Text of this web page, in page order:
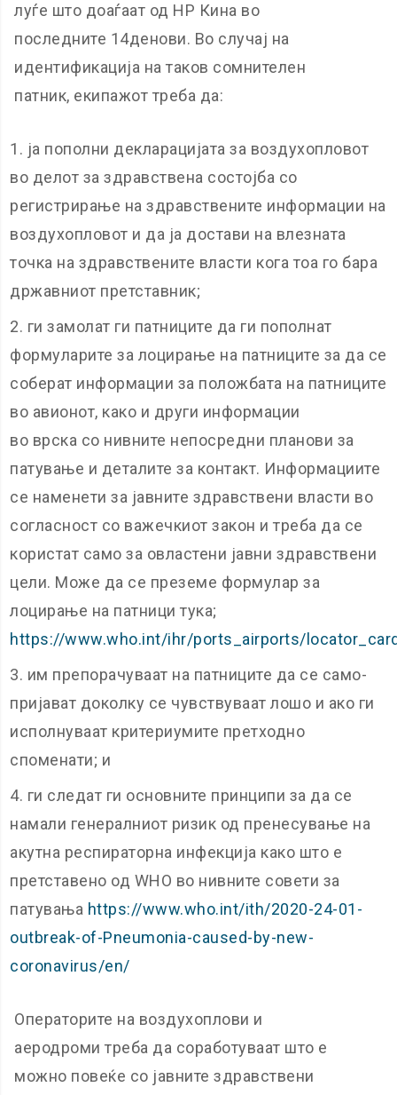
луѓе што доаѓаат од НР Кина во
последните 14денови. Во случај на
идентификација на таков сомнителен
патник, екипажот треба да:
ја пополни декларацијата за воздухопловот
во делот за здравствена состојба со
регистрирање на здравствените информации на
воздухопловот и да ја достави на влезната
точка на здравствените власти кога тоа го бара
државниот претставник;
ги замолат ги патниците да ги пополнат
формуларите за лоцирање на патниците за да се
соберат информации за положбата на патниците
во авионот, како и други информации
во врска со нивните непосредни планови за
патување и деталите за контакт. Информациите
се наменети за јавните здравствени власти во
согласност со важечкиот закон и треба да се
користат само за овластени јавни здравствени
цели. Може да се преземе формулар за
лоцирање на патници тука;
https://www.who.int/ihr/ports_airports/
им препорачуваат на патниците да се само-
пријават доколку се чувствуваат лошо и ако ги
исполнуваат критериумите претходно
споменати; и
ги следат ги основните принципи за да се
намали генералниот ризик од пренесување на
акутна респираторна инфекција како што е
претставено од WHO во нивните совети за
патувања https://www.who.int/ith/2020-24-01-
outbreak-of-Pneumonia-caused-by-new-
coronavirus/en/
Oператорите на воздухоплови и
аеродроми треба да соработуваат што е
можно повеќе со јавните здравствени